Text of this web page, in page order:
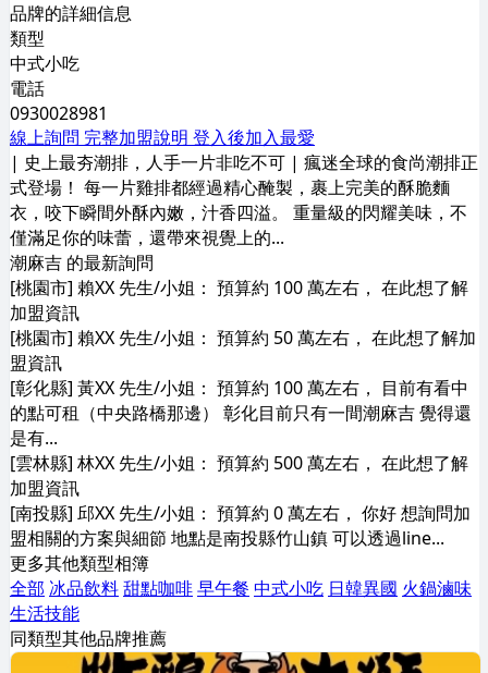
品牌的詳細信息
類型
中式小吃
電話
0930028981
線上詢問 完整加盟說明 登入後加入最愛
| 史上最夯潮排，人手一片非吃不可 | 瘋迷全球的食尚潮排正
式登場！ 每一片雞排都經過精心醃製，裹上完美的酥脆麵
衣，咬下瞬間外酥內嫩，汁香四溢。 重量級的閃耀美味，不
僅滿足你的味蕾，還帶來視覺上的...
潮麻吉 的最新詢問
[桃園市] 賴XX 先生/小姐： 預算約 100 萬左右， 在此想了解
加盟資訊
[桃園市] 賴XX 先生/小姐： 預算約 50 萬左右， 在此想了解加
盟資訊
[彰化縣] 黃XX 先生/小姐： 預算約 100 萬左右， 目前有看中
的點可租（中央路橋那邊） 彰化目前只有一間潮麻吉 覺得還
是有...
[雲林縣] 林XX 先生/小姐： 預算約 500 萬左右， 在此想了解
加盟資訊
[南投縣] 邱XX 先生/小姐： 預算約 0 萬左右， 你好 想詢問加
盟相關的方案與細節 地點是南投縣竹山鎮 可以透過line...
更多其他類型相簿
全部 冰品飲料甜點咖啡早午餐 中式小吃 日韓異國 火鍋滷味
生活技能
同類型其他品牌推薦